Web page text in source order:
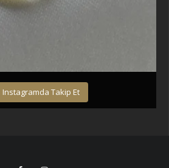
Instagramda Takip Et